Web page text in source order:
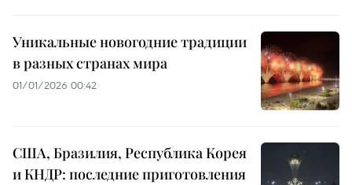
Уникальные новогодние традиции
в разных странах мира
01/01/2026 00:42
США, Бразилия, Республика Корея
и КНДР: последние приготовления